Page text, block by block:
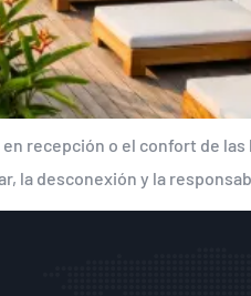
recepción o el confort de
la desconexión y la